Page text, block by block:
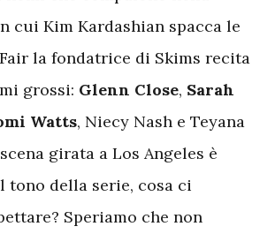
cui Kim Kardashian spacca le
Fair la fondatrice di Skims recita
grossi: Glenn Close, Sarah
Watts, Niecy Nash e Teyana
girata a Los Angeles è
tono della serie, cosa ci
Speriamo che non